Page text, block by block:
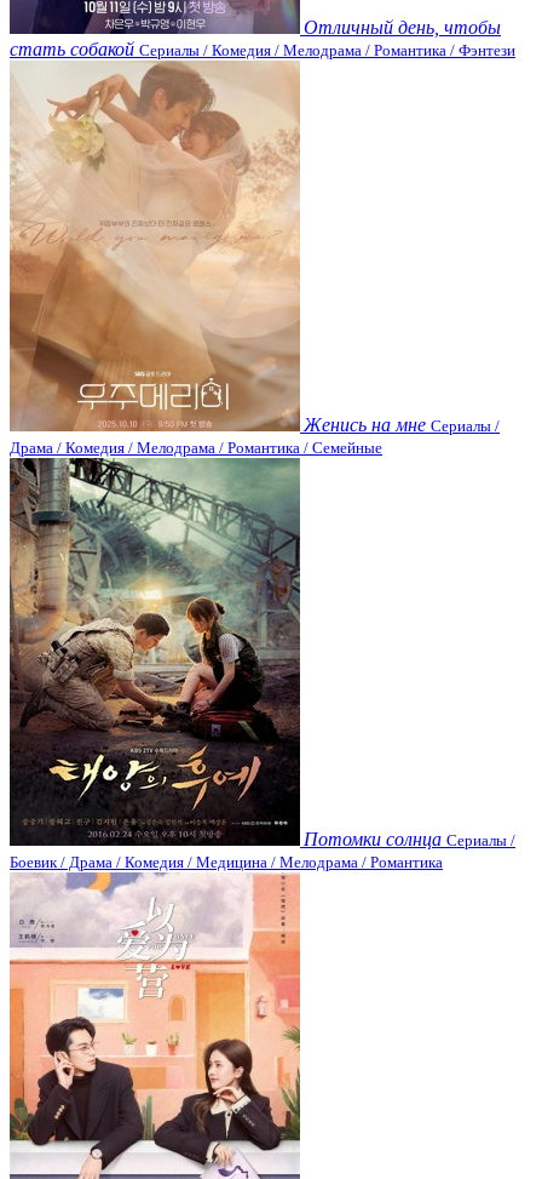
Отличный день, чтобы
стать собакой Сериалы / Комедия / Мелодрама / Романтика / Фэнтези
Женись на мне Сериалы /
Драма / Комедия / Мелодрама / Романтика / Семейные
Потомки солнца Сериалы /
Боевик / Драма / Комедия / Медицина / Мелодрама / Романтика